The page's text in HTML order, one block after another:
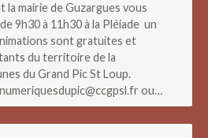
la mairie de Guzargues vous
9h30 à 11h30 à la Pléiade un
sont gratuites et
du territoire de la
du Grand Pic St Loup.
ou…